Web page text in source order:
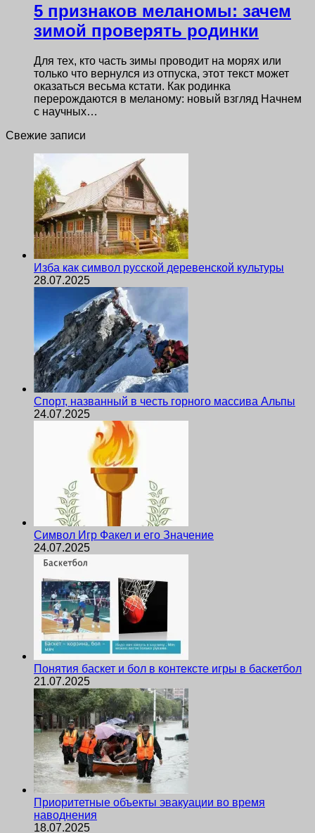
5 признаков меланомы: зачем
зимой проверять родинки
Для тех, кто часть зимы проводит на морях или
только что вернулся из отпуска, этот текст может
оказаться весьма кстати. Как родинка
перерождаются в меланому: новый взгляд Начнем
с научных…
Свежие записи
Изба как символ русской деревенской культуры
28.07.2025
Спорт, названный в честь горного массива Альпы
24.07.2025
Символ Игр Факел и его Значение
24.07.2025
Понятия баскет и бол в контексте игры в баскетбол
21.07.2025
Приоритетные объекты эвакуации во время
наводнения
18.07.2025